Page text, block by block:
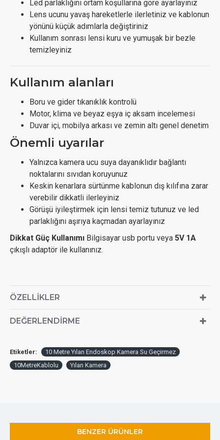
Led parlaklığını ortam koşullarına göre ayarlayınız
Lens ucunu yavaş hareketlerle ilerletiniz ve kablonun
yönünü küçük adımlarla değiştiriniz
Kullanım sonrası lensi kuru ve yumuşak bir bezle
temizleyiniz
Kullanım alanları
Boru ve gider tıkanıklık kontrolü
Motor, klima ve beyaz eşya iç aksam incelemesi
Duvar içi, mobilya arkası ve zemin altı genel denetim
Önemli uyarılar
Yalnızca kamera ucu suya dayanıklıdır bağlantı
noktalarını sıvıdan koruyunuz
Keskin kenarlara sürtünme kablonun dış kılıfına zarar
verebilir dikkatli ilerleyiniz
Görüşü iyileştirmek için lensi temiz tutunuz ve led
parlaklığını aşırıya kaçmadan ayarlayınız
Dikkat Güç Kullanımı Bilgisayar usb portu veya 5V 1A
çıkışlı adaptör ile kullanınız.
ÖZELLIKLER
DEĞERLENDIRME
Etiketler:
10 Metre Yılan Endoskop Kamera Su Geçirmez
10MetreKablolu
Yılan Kamera
BENZER ÜRÜNLER